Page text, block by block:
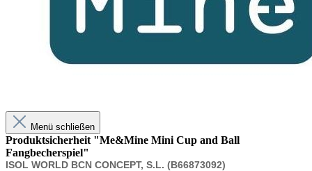
Menü schließen
Produktsicherheit "Me&Mine Mini Cup and Ball
Fangbecherspiel"
ISOL WORLD BCN CONCEPT, S.L. (B66873092)